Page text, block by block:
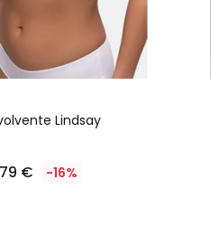
Lindsay
€ -16%